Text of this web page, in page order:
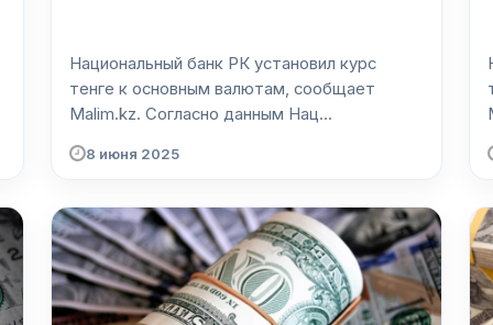
Национальный банк РК установил курс
тенге к основным валютам, сообщает
Malim.kz. Согласно данным Нац...
8 июня 2025